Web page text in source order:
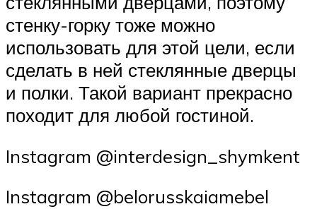
стенку-горку тоже можно
использовать для этой цели, если
сделать в ней стеклянные дверцы
и полки. Такой вариант прекрасно
походит для любой гостиной.
Instagram @interdesign_shymkent
Instagram @belorusskaiamebel